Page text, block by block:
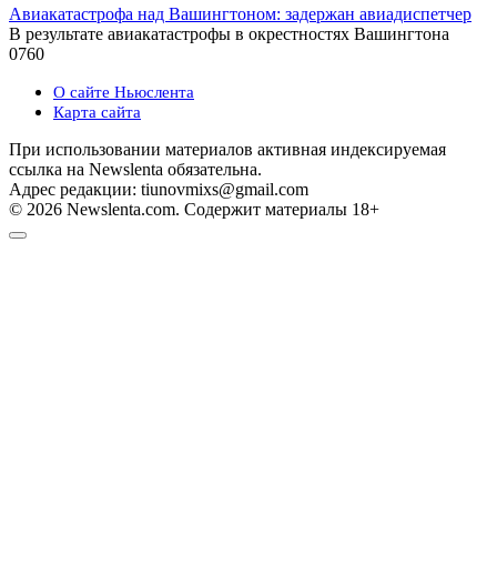
Авиакатастрофа над Вашингтоном: задержан авиадиспетчер
В результате авиакатастрофы в окрестностях Вашингтона
0760
О сайте Ньюслента
Карта сайта
При использовании материалов активная индексируемая
ссылка на Newslenta обязательна.
Адрес редакции: tiunovmixs@gmail.com
© 2026 Newslenta.com. Содержит материалы 18+